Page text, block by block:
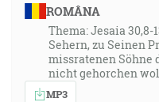
ROMÂNA
Thema: Jesaia 30,8-
Sehern, zu Seinen
missratenen Söhne
nicht gehorchen
MP3